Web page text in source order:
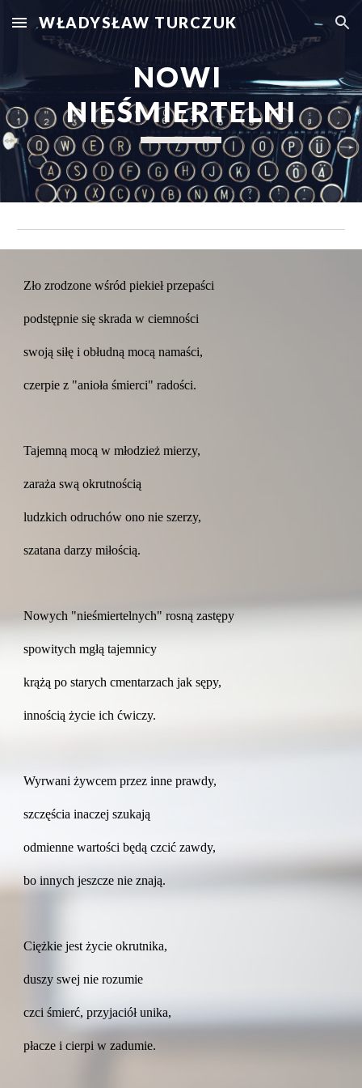
Skip to main content Skip to navigation
WŁADYSŁAW TURCZUK
NOWI
NIEŚMIERTELNI
Zło zrodzone wśród piekieł przepaści
podstępnie się skrada w ciemności
swoją siłę i obłudną mocą namaści,
czerpie z "anioła śmierci" radości.
Tajemną mocą w młodzież mierzy,
zaraża swą okrutnością
ludzkich odruchów ono nie szerzy,
szatana darzy miłością.
Nowych "nieśmiertelnych" rosną zastępy
spowitych mgłą tajemnicy
krążą po starych cmentarzach jak sępy,
innością życie ich ćwiczy.
Wyrwani żywcem przez inne prawdy,
szczęścia inaczej szukają
odmienne wartości będą czcić zawdy,
bo innych jeszcze nie znają.
Ciężkie jest życie okrutnika,
duszy swej nie rozumie
czci śmierć, przyjaciół unika,
płacze i cierpi w zadumie.